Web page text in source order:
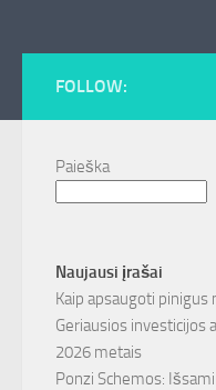
FOLLOW:
Paieška
Naujausi įrašai
Kaip apsaugoti
Geriausios investicijos
2026 metais
Ponzi Schemos: